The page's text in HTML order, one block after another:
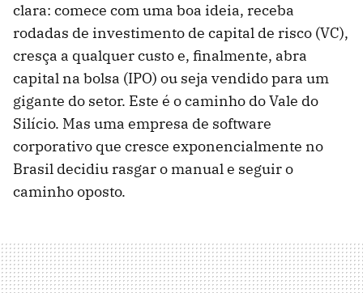
clara: comece com uma boa ideia, receba
rodadas de investimento de capital de risco (VC),
cresça a qualquer custo e, finalmente, abra
capital na bolsa (IPO) ou seja vendido para um
gigante do setor. Este é o caminho do Vale do
Silício. Mas uma empresa de software
corporativo que cresce exponencialmente no
Brasil decidiu rasgar o manual e seguir o
caminho oposto.